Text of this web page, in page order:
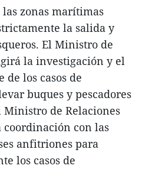
zonas marítimas
la salida y
El Ministro de
la investigación y el
los casos de
buques y pescadores
Ministro de Relaciones
con las
anfitriones para
los casos de